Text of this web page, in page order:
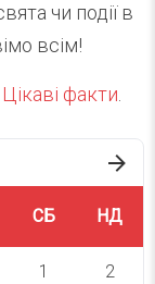
чи події в
всім!
Цікаві факти.
СБ НД
1 2